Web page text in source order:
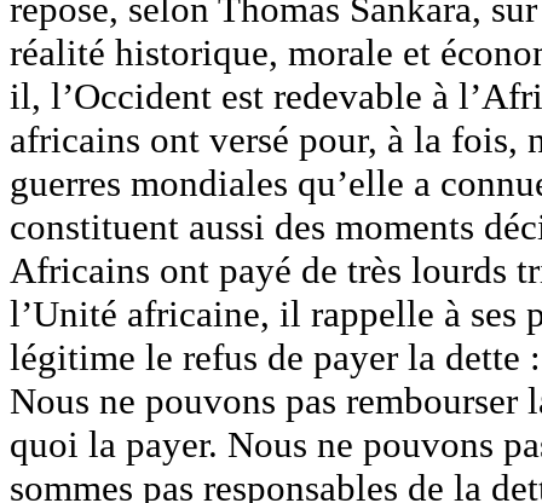
repose, selon Thomas Sankara,
réalité historique, morale et
il, l’Occident est redevable à
africains ont versé pour, à la fois,
guerres mondiales qu’elle a
constituent aussi des moments
Africains ont payé de très lourds
l’Unité africaine, il rappelle à ses
légitime le refus de payer la dette :
Nous ne pouvons pas rembourser
quoi la payer. Nous ne pouvons
sommes pas responsables de la